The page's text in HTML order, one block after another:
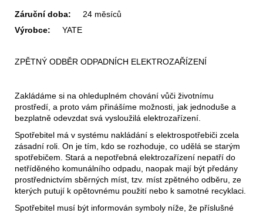
Záruční doba:
24 měsíců
Výrobce:
YATE
ZPĚTNÝ ODBĚR ODPADNÍCH ELEKTROZAŘÍZENÍ
Zakládáme si na ohleduplném chování vůči životnímu
prostředí, a proto vám přinášíme možnosti, jak jednoduše a
bezplatně odevzdat svá vysloužilá elektrozařízení.
Spotřebitel má v systému nakládání s elektrospotřebiči zcela
zásadní roli. On je tím, kdo se rozhoduje, co udělá se starým
spotřebičem. Stará a nepotřebná elektrozařízení nepatří do
netříděného komunálního odpadu, naopak mají být předány
prostřednictvím sběrných míst, tzv. míst zpětného odběru, ze
kterých putují k opětovnému použití nebo k samotné recyklaci.
Spotřebitel musí být informován symboly níže, že příslušné